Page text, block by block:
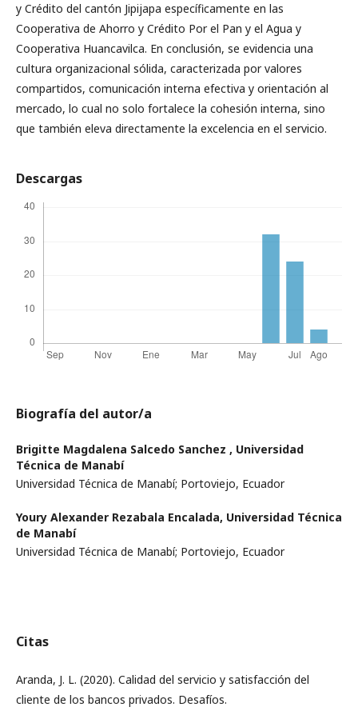
y Crédito del cantón Jipijapa específicamente en las
Cooperativa de Ahorro y Crédito Por el Pan y el Agua y
Cooperativa Huancavilca. En conclusión, se evidencia una
cultura organizacional sólida, caracterizada por valores
compartidos, comunicación interna efectiva y orientación al
mercado, lo cual no solo fortalece la cohesión interna, sino
que también eleva directamente la excelencia en el servicio.
Descargas
Biografía del autor/a
Brigitte Magdalena Salcedo Sanchez , Universidad
Técnica de Manabí
Universidad Técnica de Manabí; Portoviejo, Ecuador
Youry Alexander Rezabala Encalada, Universidad Técnica
de Manabí
Universidad Técnica de Manabí; Portoviejo, Ecuador
Citas
Aranda, J. L. (2020). Calidad del servicio y satisfacción del
cliente de los bancos privados. Desafíos.